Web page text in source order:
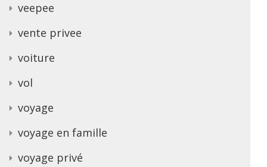
veepee
vente privee
voiture
vol
voyage
voyage en famille
voyage privé